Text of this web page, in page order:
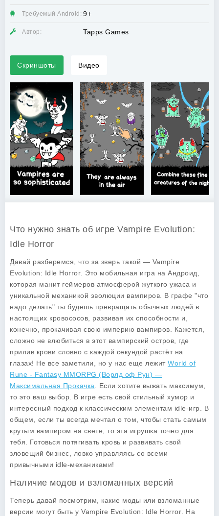
Требуемый Android: 9+
Автор: Tapps Games
Скриншоты Видео
Что нужно знать об игре Vampire Evolution:
Idle Horror
Давай разберемся, что за зверь такой — Vampire
Evolution: Idle Horror . Это мобильная игра на Андроид,
которая манит геймеров атмосферой жуткого ужаса и
уникальной механикой эволюции вампиров. В графе "что
надо делать" ты будешь превращать обычных людей в
настоящих кровососов, развивая их способности и,
конечно, прокачивая свою империю вампиров. Кажется,
сложно не влюбиться в этот вампирский остров, где
прилив крови словно с каждой секундой растёт на
глазах! Не все заметили, но у нас еще лежит World of
Rune - Fantasy MMORPG (Ворлд оф Рун) —
Максимальная Прокачка . Если хотите выжать максимум,
то это ваш выбор. В игре есть свой стильный хумор и
интересный подход к классическим элементам idle-игр. В
общем, если ты всегда мечтал о том, чтобы стать самым
крутым вампиром на свете, то эта игрушка точно для
тебя. Готовься потягивать кровь и развивать свой
зловещий бизнес, ловко управляясь со всеми
привычными idle-механиками!
Наличие модов и взломанных версий
Теперь давай посмотрим, какие моды или взломанные
версии могут быть у Vampire Evolution: Idle Horror . На